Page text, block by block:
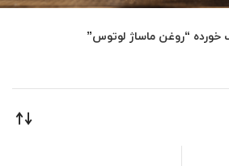
“روغن ماساژ لوتوس”